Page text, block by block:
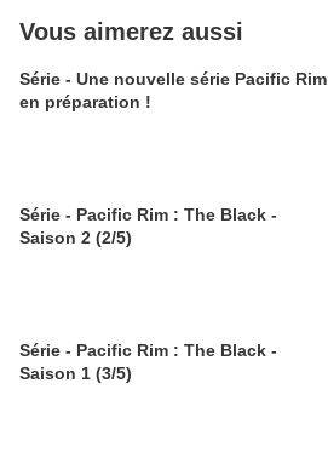
Vous aimerez aussi
Série - Une nouvelle série Pacific Rim
en préparation !
Série - Pacific Rim : The Black -
Saison 2 (2/5)
Série - Pacific Rim : The Black -
Saison 1 (3/5)